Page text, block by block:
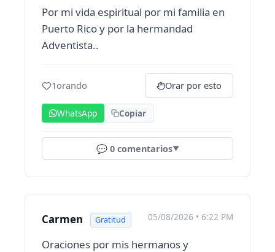
Por mi vida espiritual por mi familia en
Puerto Rico y por la hermandad
Adventista..
1orando Orar por esto
WhatsApp Copiar
💬 0comentarios▼
Carmen Gratitud 05/08/2026 • 6:22 PM
Oraciones por mis hermanos y